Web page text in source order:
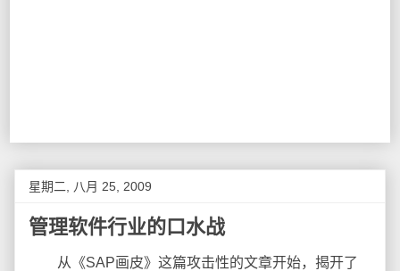
星期二, 八月 25, 2009
管理软件行业的口水战
从《SAP画皮》这篇攻击性的文章开始，揭开了